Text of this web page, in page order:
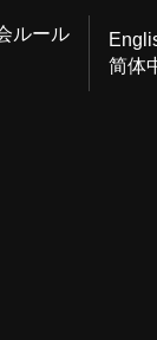
ルール
简体